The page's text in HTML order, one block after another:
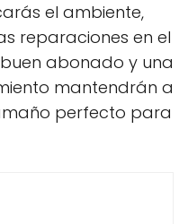
el ambiente,
reparaciones en el
abonado y una
mantendrán a
perfecto para